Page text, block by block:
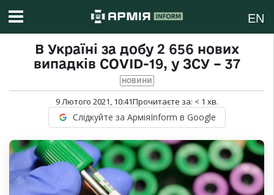
EN
В Україні за добу 2 656 нових
випадків COVID-19, у ЗСУ – 37
НОВИНИ
9 Лютого 2021, 10:41Прочитаєте за: < 1 хв.
Слідкуйте за АрміяInform в Google